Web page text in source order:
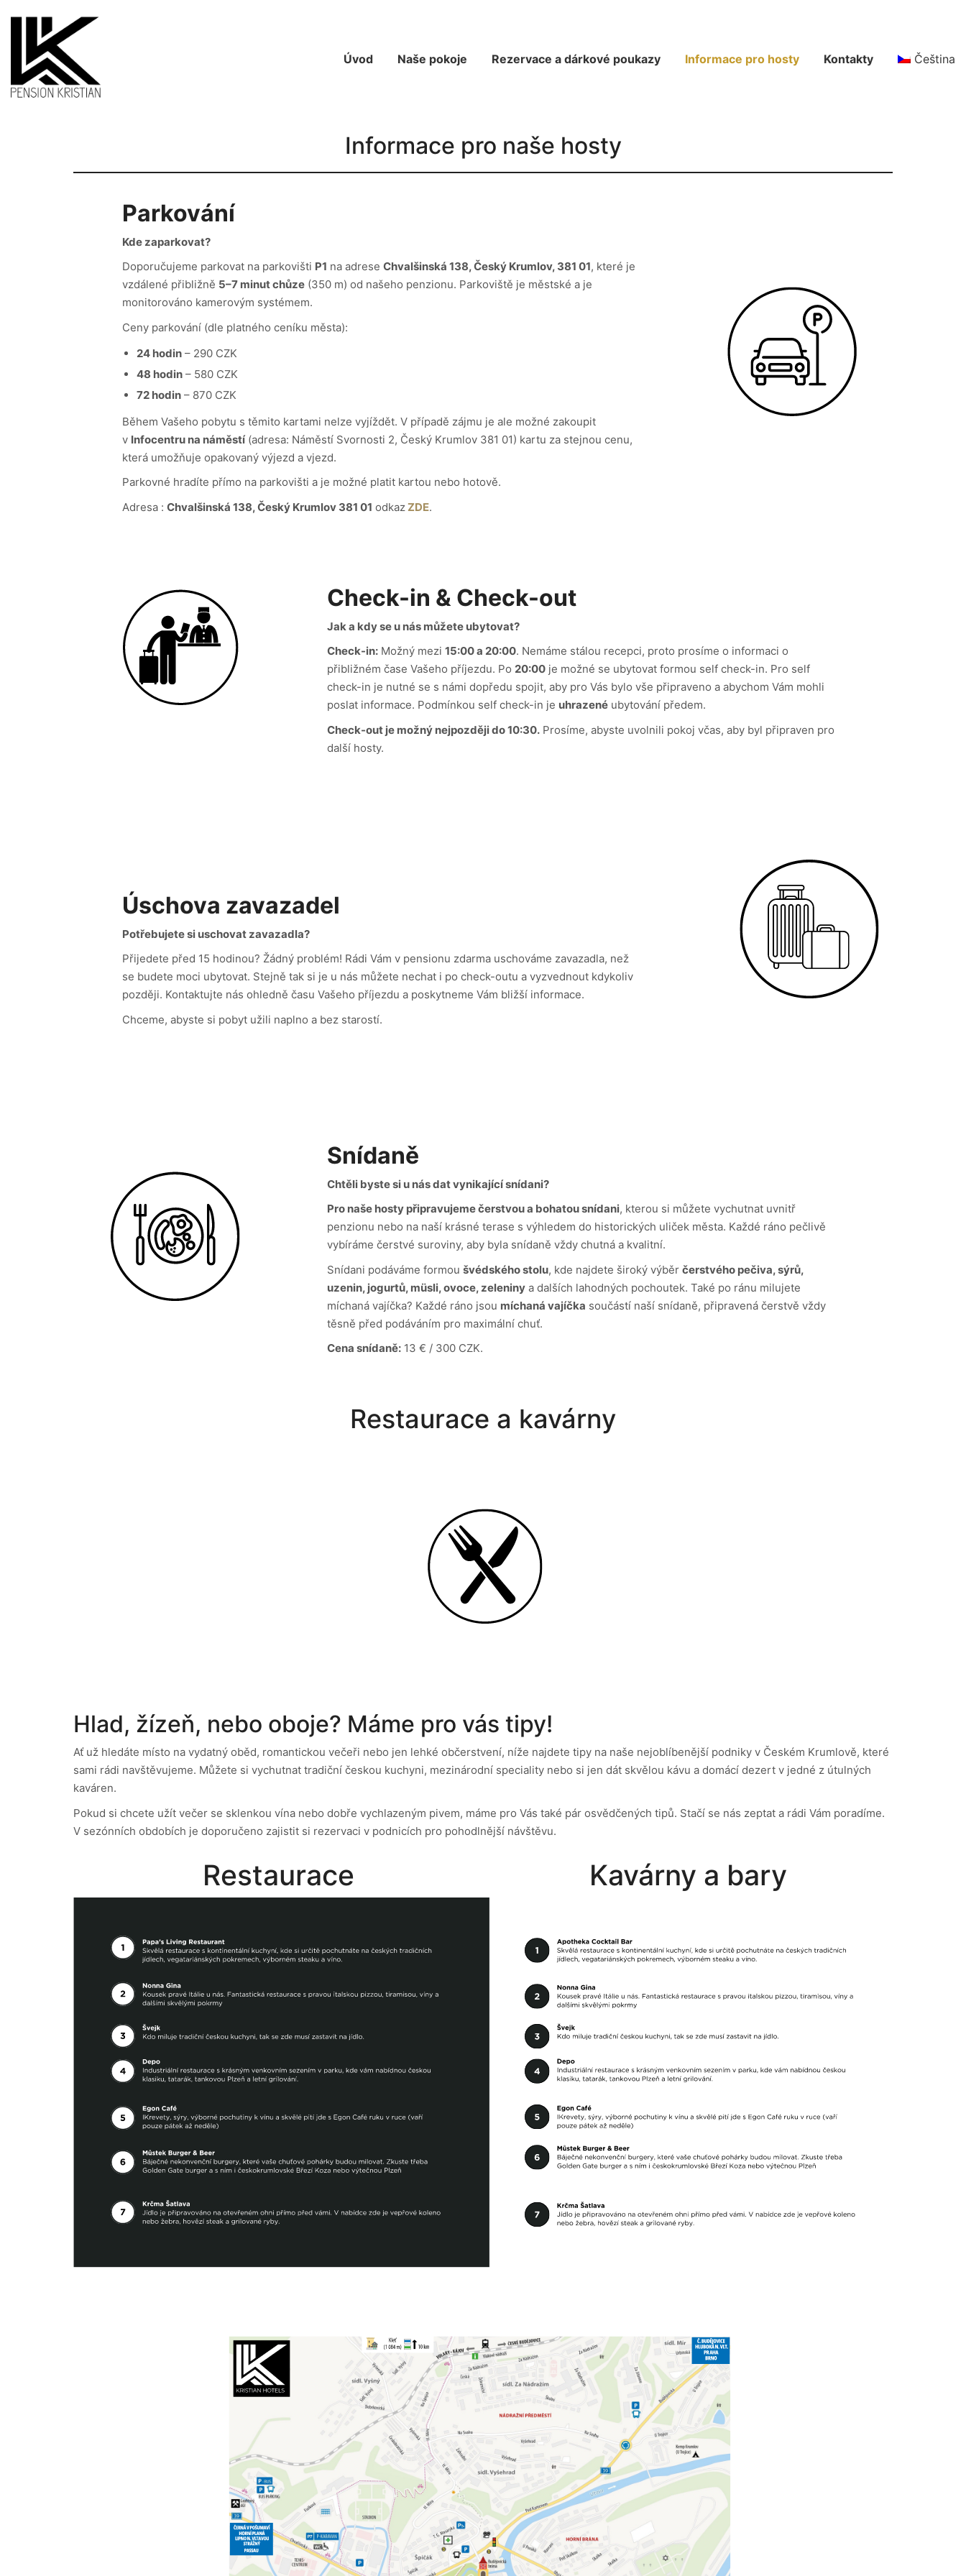
Úvod Naše pokoje Rezervace a dárkové poukazy Informace pro hosty Kontakty Čeština
Informace pro naše hosty
Parkování
Kde zaparkovat?
Doporučujeme parkovat na parkovišti P1 na adreseChvalšinská 138, Český Krumlov, 381 01, které je
vzdálené přibližně 5–7 minut chůze (350 m) od našeho penzionu. Parkoviště je městské a je
monitorováno kamerovým systémem.
Ceny parkování (dle platného ceníku města):
24 hodin – 290 CZK
48 hodin – 580 CZK
72 hodin – 870 CZK
Během Vašeho pobytu s těmito kartami nelze vyjíždět. V případě zájmu je ale možné zakoupit
v Infocentru na náměstí(adresa: Náměstí Svornosti 2, Český Krumlov 381 01) kartu za stejnou cenu,
která umožňuje opakovaný výjezd a vjezd.
Parkovné hradíte přímo na parkovišti a je možné platit kartou nebo hotově.
Adresa :Chvalšinská 138, Český Krumlov 381 01 odkazZDE.
Check-in & Check-out
Jak a kdy se u nás můžete ubytovat?
Check-in: Možný mezi15:00 a 20:00. Nemáme stálou recepci, proto prosíme o informaci o
přibližném čase Vašeho příjezdu. Po 20:00 je možné se ubytovat formou self check-in. Pro self
check-in je nutné se s námi dopředu spojit, aby pro Vás bylo vše připraveno a abychom Vám mohli
poslat informace. Podmínkou self check-in je uhrazené ubytování předem.
Check-out je možný nejpozději do 10:30. Prosíme, abyste uvolnili pokoj včas, aby byl připraven pro
další hosty.
Úschova zavazadel
Potřebujete si uschovat zavazadla?
Přijedete před 15 hodinou? Žádný problém! Rádi Vám v pensionu zdarma uschováme zavazadla, než
se budete moci ubytovat. Stejně tak si je u nás můžete nechat i po check-outu a vyzvednout kdykoliv
později. Kontaktujte nás ohledně času Vašeho příjezdu a poskytneme Vám bližší informace.
Chceme, abyste si pobyt užili naplno a bez starostí.
Snídaně
Chtěli byste si u nás dat vynikající snídani?
Pro naše hosty připravujeme čerstvou a bohatou snídani, kterou si můžete vychutnat uvnitř
penzionu nebo na naší krásné terase s výhledem do historických uliček města. Každé ráno pečlivě
vybíráme čerstvé suroviny, aby byla snídaně vždy chutná a kvalitní.
Snídani podáváme formoušvédského stolu, kde najdete široký výběrčerstvého pečiva, sýrů,
uzenin, jogurtů, müsli, ovoce, zeleniny a dalších lahodných pochoutek. Také po ránu milujete
míchaná vajíčka? Každé ráno jsou míchaná vajíčka součástí naší snídaně, připravená čerstvě vždy
těsně před podáváním pro maximální chuť.
Cena snídaně: 13 € / 300 CZK.
Restaurace a kavárny
Hlad, žízeň, nebo oboje? Máme pro vás tipy!
Ať už hledáte místo na vydatný oběd, romantickou večeři nebo jen lehké občerstvení, níže najdete tipy na naše nejoblíbenější podniky v Českém Krumlově, které
sami rádi navštěvujeme. Můžete si vychutnat tradiční českou kuchyni, mezinárodní speciality nebo si jen dát skvělou kávu a domácí dezert v jedné z útulných
kaváren.
Pokud si chcete užít večer se sklenkou vína nebo dobře vychlazeným pivem, máme pro Vás také pár osvědčených tipů. Stačí se nás zeptat a rádi Vám poradíme.
V sezónních obdobích je doporučeno zajistit si rezervaci v podnicích pro pohodlnější návštěvu.
Restaurace Kavárny a bary